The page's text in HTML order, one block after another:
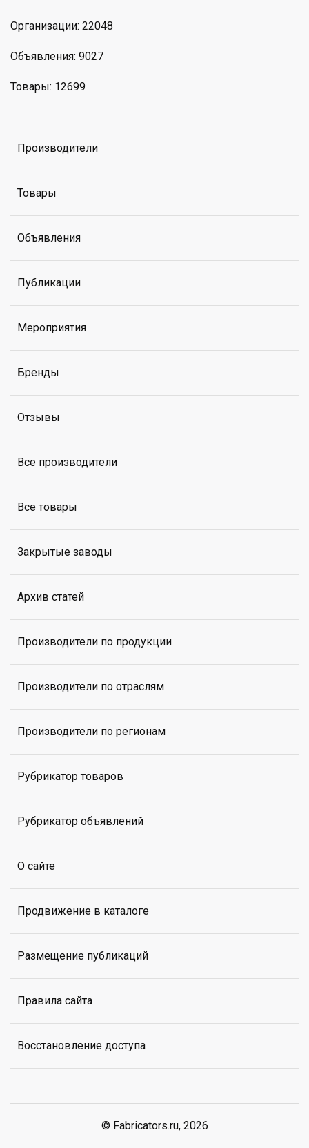
Организации: 22048
Объявления: 9027
Товары: 12699
Производители
Товары
Объявления
Публикации
Мероприятия
Бренды
Отзывы
Все производители
Все товары
Закрытые заводы
Архив статей
Производители по продукции
Производители по отраслям
Производители по регионам
Рубрикатор товаров
Рубрикатор объявлений
О сайте
Продвижение в каталоге
Размещение публикаций
Правила сайта
Восстановление доступа
© Fabricators.ru, 2026